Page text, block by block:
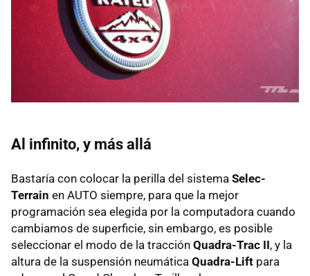
Al infinito, y más allá
Bastaría con colocar la perilla del sistema Selec-
Terrain en AUTO siempre, para que la mejor
programación sea elegida por la computadora cuando
cambiamos de superficie, sin embargo, es posible
seleccionar el modo de la tracción Quadra-Trac II, y la
altura de la suspensión neumática Quadra-Lift para